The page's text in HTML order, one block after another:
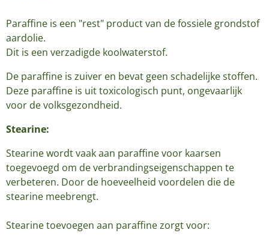
Paraffine is een "rest" product van de fossiele grondstof
aardolie.
Dit is een verzadigde koolwaterstof.
De paraffine is zuiver en bevat geen schadelijke stoffen.
Deze paraffine is uit toxicologisch punt, ongevaarlijk
voor de volksgezondheid.
Stearine:
Stearine wordt vaak aan paraffine voor kaarsen
toegevoegd om de verbrandingseigenschappen te
verbeteren. Door de hoeveelheid voordelen die de
stearine meebrengt.
Stearine toevoegen aan paraffine zorgt voor: